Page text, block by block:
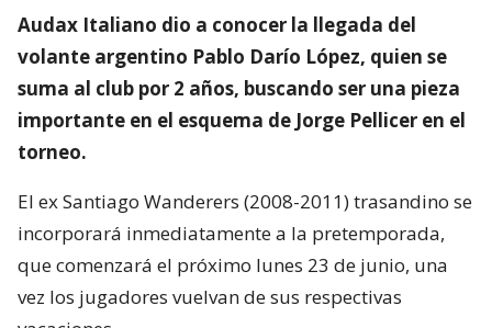
Audax Italiano dio a conocer la llegada del
volante argentino Pablo Darío López, quien se
suma al club por 2 años, buscando ser una pieza
importante en el esquema de Jorge Pellicer en el
torneo.
El ex Santiago Wanderers (2008-2011) trasandino se
incorporará inmediatamente a la pretemporada,
que comenzará el próximo lunes 23 de junio, una
vez los jugadores vuelvan de sus respectivas